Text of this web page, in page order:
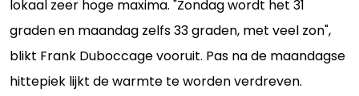
lokaal zeer hoge maxima. "Zondag wordt het 31
graden en maandag zelfs 33 graden, met veel zon",
blikt Frank Duboccage vooruit. Pas na de maandagse
hittepiek lijkt de warmte te worden verdreven.